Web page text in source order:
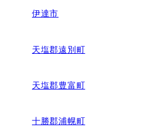
伊達市
天塩郡遠別町
天塩郡豊富町
十勝郡浦幌町